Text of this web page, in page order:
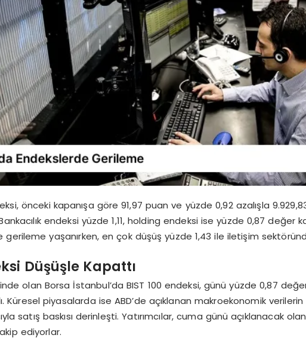
önceki kapanışa göre 91,97 puan ve yüzde 0,92 azalışla
endeksi yüzde 1,11, holding endeksi ise yüzde 0,87 değer
yaşanırken, en çok düşüş yüzde 1,43 ile iletişim
Düşüşle Kapattı
olan Borsa İstanbul’da BIST 100 endeksi, günü yüzde 0,87 değer
Küresel piyasalarda ise ABD’de açıklanan makroekonomik
satış baskısı derinleşti. Yatırımcılar, cuma günü açıklanacak
ediyorlar.